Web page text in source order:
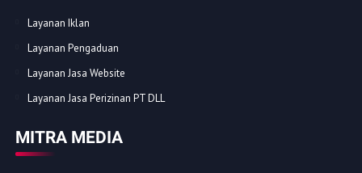
Layanan Iklan
Layanan Pengaduan
Layanan Jasa Website
Layanan Jasa Perizinan PT DLL
MITRA MEDIA